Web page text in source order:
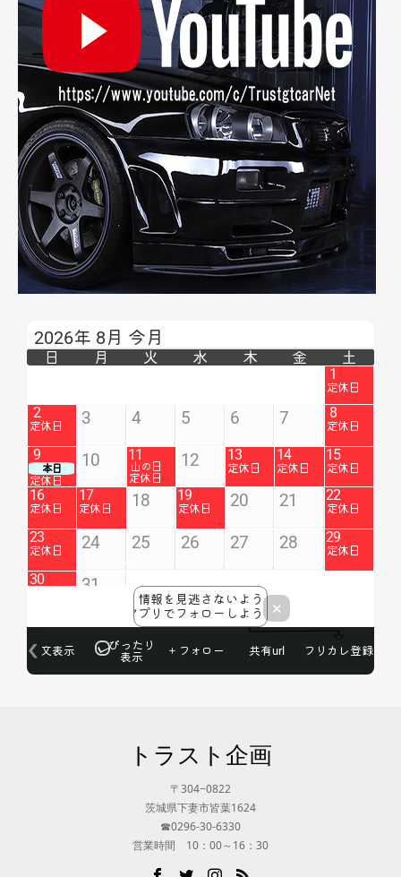
トラスト企画
〒304−0822
茨城県下妻市皆葉1624
☎0296-30-6330
営業時間 10：00～16：30